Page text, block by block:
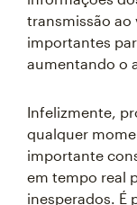
transmissão ao
importantes
aumentando o
Infelizmente,
qualquer
importante
em tempo real
inesperados. É